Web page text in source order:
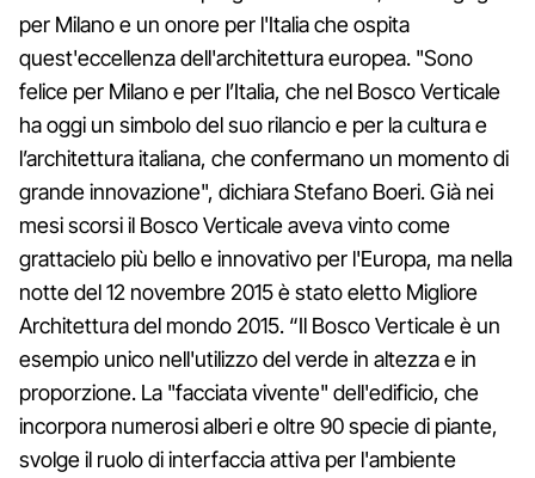
per Milano e un onore per l'Italia che ospita
quest'eccellenza dell'architettura europea. "Sono
felice per Milano e per l’Italia, che nel Bosco Verticale
ha oggi un simbolo del suo rilancio e per la cultura e
l’architettura italiana, che confermano un momento di
grande innovazione", dichiara Stefano Boeri. Già nei
mesi scorsi il Bosco Verticale aveva vinto come
grattacielo più bello e innovativo per l'Europa, ma nella
notte del 12 novembre 2015 è stato eletto Migliore
Architettura del mondo 2015. “Il Bosco Verticale è un
esempio unico nell'utilizzo del verde in altezza e in
proporzione. La "facciata vivente" dell'edificio, che
incorpora numerosi alberi e oltre 90 specie di piante,
svolge il ruolo di interfaccia attiva per l'ambiente